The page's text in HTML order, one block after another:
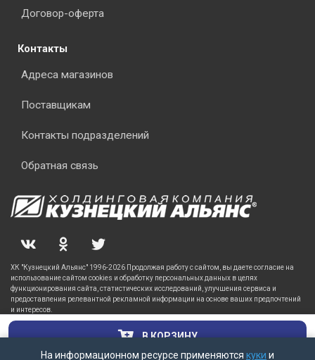
В КОРЗИНУ
На информационном ресурсе применяются куки и
Договор-оферта
Контакты
Адреса магазинов
Поставщикам
Контакты подразделений
Обратная связь
ХК "Кузнецкий Альянс" 1996-2026 Продолжая работу с сайтом, вы даете согласие на
использование сайтом cookies и обработку персональных данных в целях
функционирования сайта, статистических исследований, улучшения сервиса и
предоставления релевантной рекламной информации на основе ваших предпочтений
и интересов.